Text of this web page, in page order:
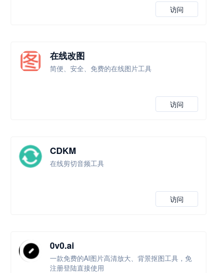
访问
在线改图
简便、安全、免费的在线图片工具
访问
CDKM
在线剪切音频工具
访问
0v0.ai
一款免费的AI图片高清放大、背景抠图工具，免
注册登陆直接使用